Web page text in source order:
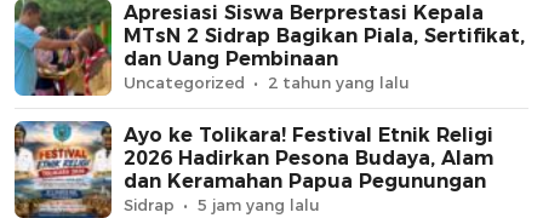
Apresiasi Siswa Berprestasi Kepala
MTsN 2 Sidrap Bagikan Piala, Sertifikat,
dan Uang Pembinaan
Uncategorized 2 tahun yang lalu
Ayo ke Tolikara! Festival Etnik Religi
2026 Hadirkan Pesona Budaya, Alam
dan Keramahan Papua Pegunungan
Sidrap 5 jam yang lalu